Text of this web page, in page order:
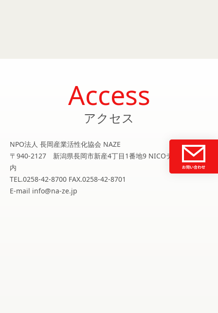
Access
アクセス
NPO法人 長岡産業活性化協会 NAZE
〒940-2127 新潟県長岡市新産4丁目1番地9 NICOテクノプラザ
内
TEL.0258-42-8700 FAX.0258-42-8701
E-mail info@na-ze.jp